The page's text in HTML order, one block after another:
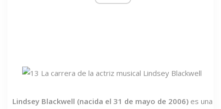
Lindsey Blackwell (nacida el 31 de mayo de 2006) es una